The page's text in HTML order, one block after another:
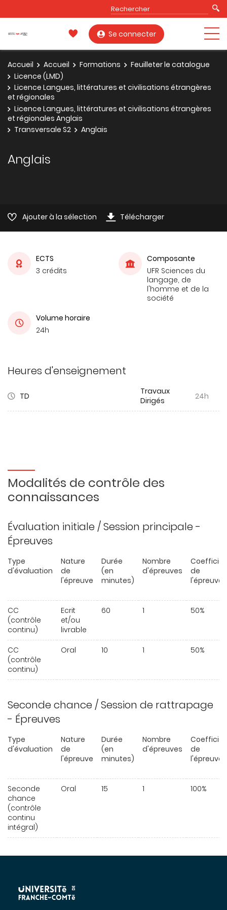
Se connecter
Accueil Accueil Formations
Feuilleter le catalogue
Licence (LMD)
Licence Langues, littératures et civilisations étrangères
et régionales
Licence Langues, littératures et civilisations étrangères
et régionales Anglais
Transversale S2
Anglais
Anglais
Ajouter à la sélection Télécharger
ECTS
3 crédits
Composante
UFR Sciences du
langage, de
l'homme et de la
société
Volume horaire
24h
Heures d'enseignement
TD
Travaux
Dirigés
24h
Modalités de contrôle des
connaissances
Évaluation initiale / Session principale -
Épreuves
Type
d'évaluation
Nature
de
l'épreuve
Durée
(en
minutes)
Nombre
d'épreuves
de
l'épreuve
CC
(contrôle
continu)
Ecrit
et/ou
livrable
60 1 50%
CC
(contrôle
continu)
Oral 10 1 50%
Seconde chance / Session de rattrapage
- Épreuves
Type
d'évaluation
Nature
de
l'épreuve
Durée
(en
minutes)
Nombre
d'épreuves
de
l'épreuve
Seconde
chance
(contrôle
continu
intégral)
Oral 15 1 100%